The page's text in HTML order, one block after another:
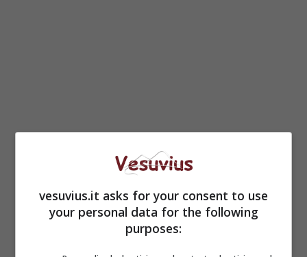
vesuvius.it asks for your consent to use
your personal data for the following
purposes: